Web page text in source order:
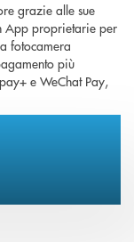
grazie alle sue
App proprietarie per
fotocamera
più
e WeChat Pay,